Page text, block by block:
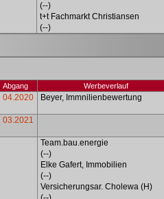
(--)
t+tFachmarkt Christiansen
(--)
Abgang Werbeverlauf
04.2020 Beyer, Immnilienbewertung
03.2021
Team.bau.energie
(--)
Elke Gafert, Immobilien
(--)
Versicherungsar. Cholewa (H)